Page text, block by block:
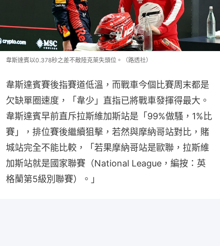
韋斯達賓以0.378秒之差不敵陸克萊失頭位。（路透社）
韋斯達賓賽後指賽道低溫，而戰車今個比賽周末都是
欠缺單圈速度，「韋少」直指已將戰車發揮得最大。
韋斯達賓早前直斥拉斯維加斯站是「99%做騷，1%比
賽」，排位賽後繼續狙擊，若然與摩納哥站對比，賭
城站完全不能比較，「若果摩納哥站是歐聯，拉斯維
加斯站就是國家聯賽（National League，編按：英
格蘭第5級別聯賽）。」